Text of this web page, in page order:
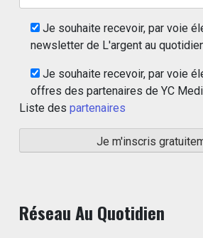
Je souhaite recevoir, par voie
newsletter de L'argent au
Je souhaite recevoir, par voie
offres des partenaires de YC
Liste des partenaires
Réseau Au Quotidien